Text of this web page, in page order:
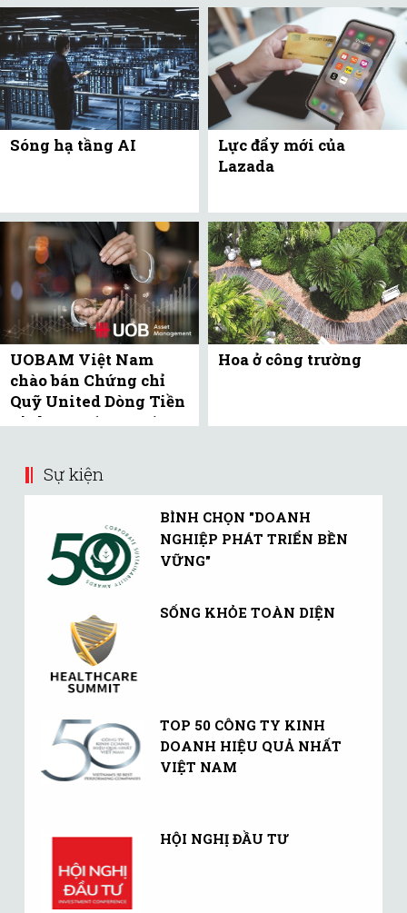
Sóng hạ tầng AI
Lực đẩy mới của
Lazada
UOBAM Việt Nam
chào bán Chứng chỉ
Quỹ United Dòng Tiền
Linh Hoạt (UMMF) ra
Hoa ở công trường
Sự kiện
BÌNH CHỌN "DOANH
NGHIỆP PHÁT TRIỂN BỀN
VỮNG"
SỐNG KHỎE TOÀN DIỆN
TOP 50 CÔNG TY KINH
DOANH HIỆU QUẢ NHẤT
VIỆT NAM
HỘI NGHỊ ĐẦU TƯ